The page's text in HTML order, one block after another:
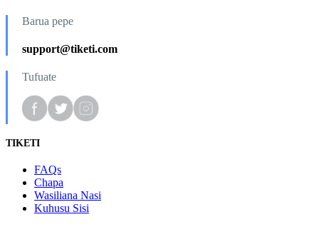
Barua pepe
support@tiketi.com
Tufuate
TIKETI
FAQs
Chapa
Wasiliana Nasi
Kuhusu Sisi